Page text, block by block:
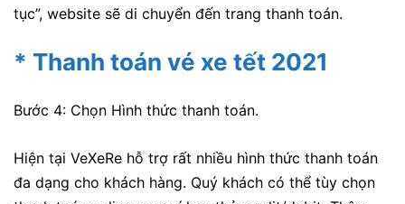
tục”, website sẽ di chuyển đến trang thanh toán.
* Thanh toán vé xe tết 2021
Bước 4: Chọn Hình thức thanh toán.
Hiện tại VeXeRe hỗ trợ rất nhiều hình thức thanh toán
đa dạng cho khách hàng. Quý khách có thể tùy chọn